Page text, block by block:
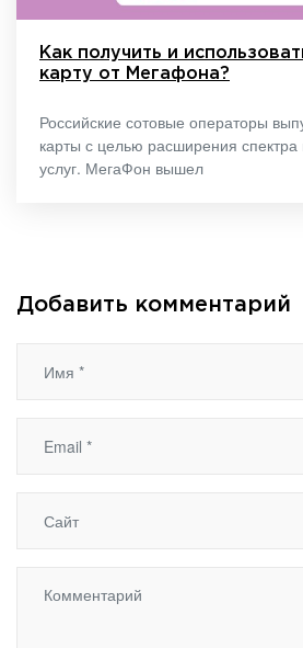
Как получить и
карту от Мегафона?
Российские сотовые операторы
карты с целью расширения
услуг. МегаФон вышел
Добавить комментарий